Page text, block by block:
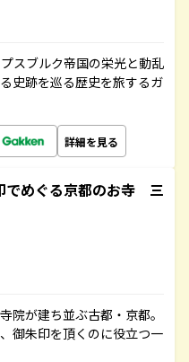
スブルク帝国の栄光と動乱
史跡を巡る歴史を旅するガ
詳細を見る
めぐる京都のお寺 三
院が建ち並ぶ古都・京都。
御朱印を頂くのに役立つ一